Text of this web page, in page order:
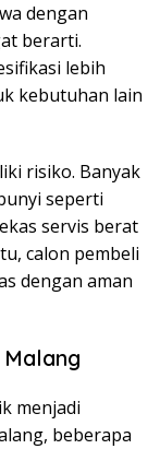
dengan
berarti.
lebih
kebutuhan lain
risiko. Banyak
seperti
servis berat
calon pembeli
dengan aman
menjadi
beberapa